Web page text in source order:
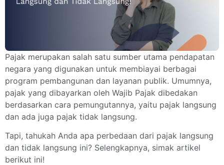
Pajak merupakan salah satu sumber utama pendapatan
negara yang digunakan untuk membiayai berbagai
program pembangunan dan layanan publik. Umumnya,
pajak yang dibayarkan oleh Wajib Pajak dibedakan
berdasarkan cara pemungutannya, yaitu pajak langsung
dan ada juga pajak tidak langsung.
Tapi, tahukah Anda apa perbedaan dari pajak langsung
dan tidak langsung ini? Selengkapnya, simak artikel
berikut ini!